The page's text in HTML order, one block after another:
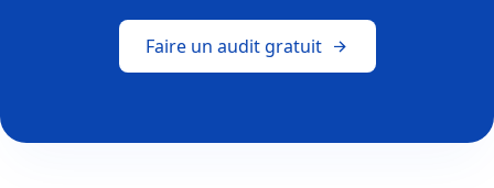
Faire un audit gratuit